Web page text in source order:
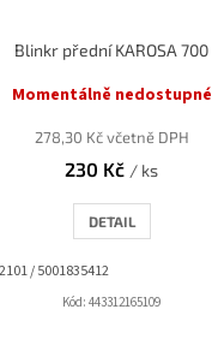
Blinkr přední KAROSA 700
Momentálně nedostupné
278,30 Kč včetně DPH
230 Kč / ks
DETAIL
/ 5001835412
Kód: 443312165109